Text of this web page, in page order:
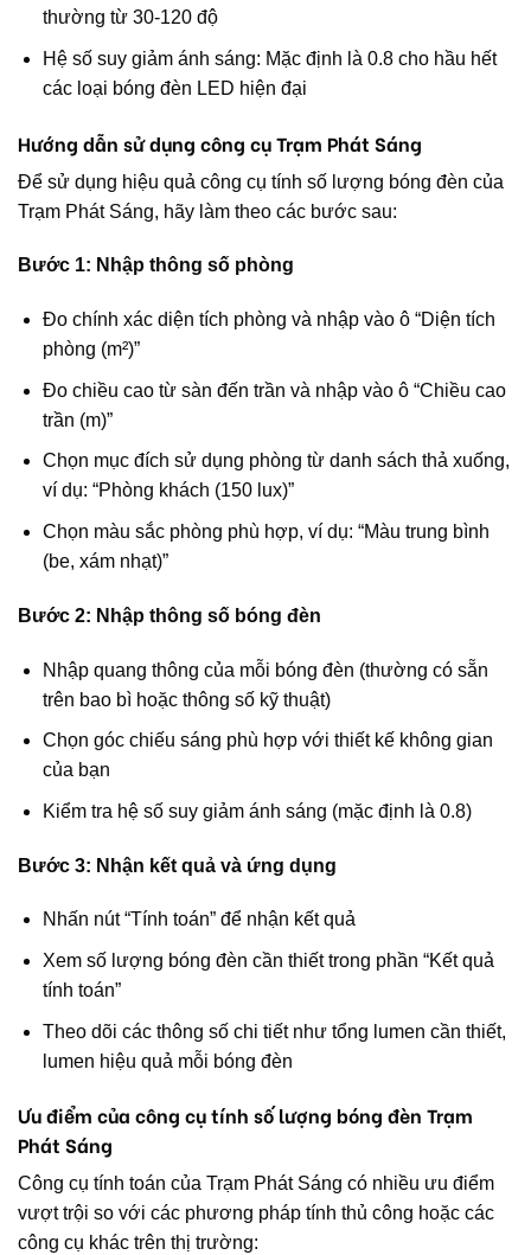
thường từ 30-120 độ
Hệ số suy giảm ánh sáng: Mặc định là 0.8 cho hầu hết
các loại bóng đèn LED hiện đại
Hướng dẫn sử dụng công cụ Trạm Phát Sáng
Để sử dụng hiệu quả công cụ tính số lượng bóng đèn của
Trạm Phát Sáng, hãy làm theo các bước sau:
Bước 1: Nhập thông số phòng
Đo chính xác diện tích phòng và nhập vào ô “Diện tích
phòng (m²)”
Đo chiều cao từ sàn đến trần và nhập vào ô “Chiều cao
trần (m)”
Chọn mục đích sử dụng phòng từ danh sách thả xuống,
ví dụ: “Phòng khách (150 lux)”
Chọn màu sắc phòng phù hợp, ví dụ: “Màu trung bình
(be, xám nhạt)”
Bước 2: Nhập thông số bóng đèn
Nhập quang thông của mỗi bóng đèn (thường có sẵn
trên bao bì hoặc thông số kỹ thuật)
Chọn góc chiếu sáng phù hợp với thiết kế không gian
của bạn
Kiểm tra hệ số suy giảm ánh sáng (mặc định là 0.8)
Bước 3: Nhận kết quả và ứng dụng
Nhấn nút “Tính toán” để nhận kết quả
Xem số lượng bóng đèn cần thiết trong phần “Kết quả
tính toán”
Theo dõi các thông số chi tiết như tổng lumen cần thiết,
lumen hiệu quả mỗi bóng đèn
Ưu điểm của công cụ tính số lượng bóng đèn Trạm
Phát Sáng
Công cụ tính toán của Trạm Phát Sáng có nhiều ưu điểm
vượt trội so với các phương pháp tính thủ công hoặc các
công cụ khác trên thị trường: